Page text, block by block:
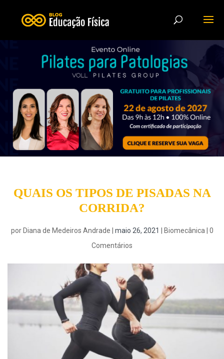
QUAIS OS TIPOS DE PISADAS NA
CORRIDA?
por Diana de Medeiros Andrade maio 26, 2021 Biomecânica| 0
Comentários